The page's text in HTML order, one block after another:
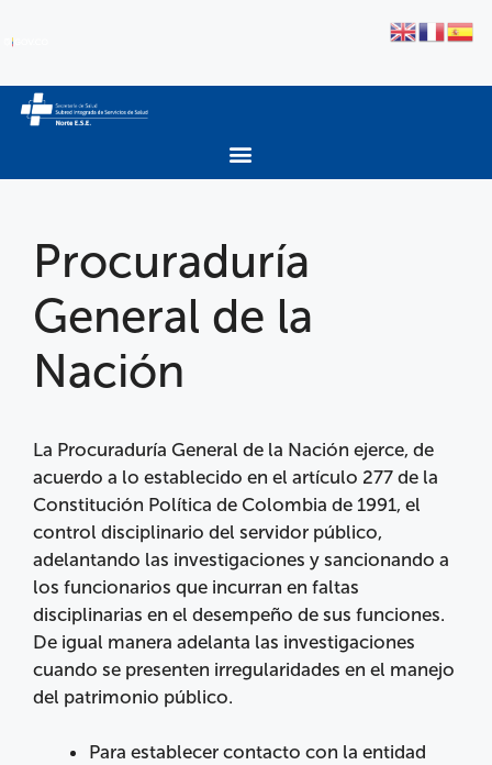
Procuraduría
General de la
Nación
La Procuraduría General de la Nación ejerce, de
acuerdo a lo establecido en el artículo 277 de la
Constitución Política de Colombia de 1991, el
control disciplinario del servidor público,
adelantando las investigaciones y sancionando a
los funcionarios que incurran en faltas
disciplinarias en el desempeño de sus funciones.
De igual manera adelanta las investigaciones
cuando se presenten irregularidades en el manejo
del patrimonio público.
Para establecer contacto con la entidad